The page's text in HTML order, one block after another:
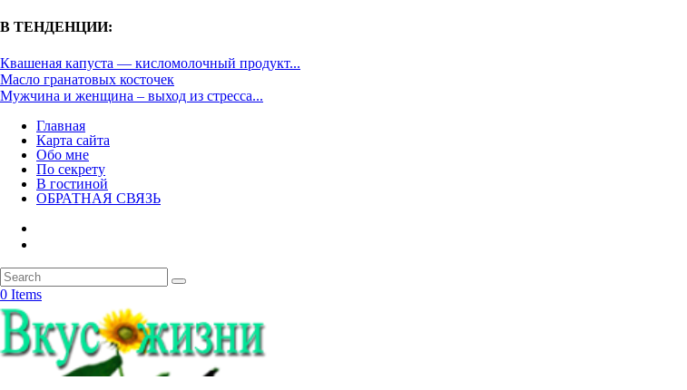
В ТЕНДЕНЦИИ:
Квашеная капуста — кисломолочный продукт...
Масло гранатовых косточек
Мужчина и женщина – выход из стресса...
Главная
Карта сайта
Обо мне
По секрету
В гостиной
ОБРАТНАЯ СВЯЗЬ
0 Items